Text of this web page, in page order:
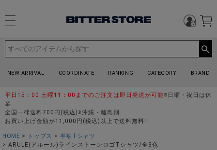
NEW ARRIVAL COORDINATE RANKING CATEGORY BRAND
平日15：00 土曜11：00までのご注文は即日発送が可能※日曜・祝日は休
業
全国一律送料700円(税込)※沖縄・離島別
お買い上げ金額が11,000円(税込)以上で送料無料!!
HOME トップス
半袖Tシャツ
ARULE(アルール)ラインストーンロゴTシャツ/全3色